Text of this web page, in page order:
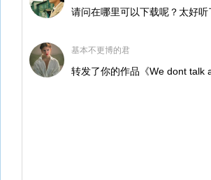
请问在哪里可以下载呢？太好听
基本不更博的君
转发了你的作品《We dont talk